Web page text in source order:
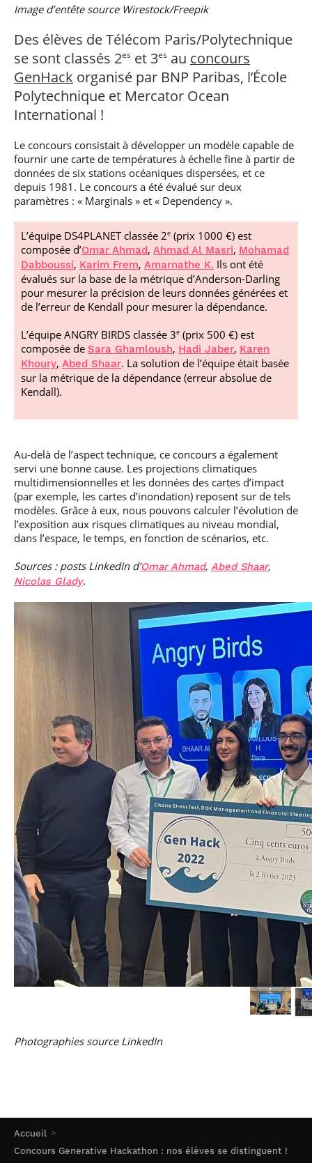
S’engager à Télécom
Numérique
responsable : nos
élèves impliqués
Parcours Numérique
Enquête 1er emploi
Corps des Mines
Double Diplôme
Corps techniques de
l’État
Artificielle en
(admissions closes)
Expert
réseaux et des
systèmes
d’information
Artificielle – Expert
Data & MLops
Intelligence
Artificielle
multimodale et
Je suis élève en
situation de
faire ?
Vous êtes admis,
préparez votre
arrivée
Entreprises &
solutions Mastère
Spécialisé
Brochures &
contacts
Événements des
formations de
Mastère Spécialisé
professionnel
• Créateur d’entreprise
Accueil
Concours Generative Hackathon : nos élèves se distinguent !
Image d’entête source Wirestock/Freepik
Des élèves de Télécom Paris/Polytechnique
se sont classés 2es et 3es au concours
GenHack organisé par BNP Paribas, l’École
Polytechnique et Mercator Ocean
International !
Le concours consistait à développer un modèle capable de
fournir une carte de températures à échelle fine à partir de
données de six stations océaniques dispersées, et ce
depuis 1981. Le concours a été évalué sur deux
paramètres : « Marginals » et « Dependency ».
L’équipe DS4PLANET classée 2e (prix 1000 €) est
composée d’Omar Ahmad, Ahmad Al Masri, Mohamad
Dabboussi, Karim Frem, Amarnathe K. Ils ont été
évalués sur la base de la métrique d’Anderson-Darling
pour mesurer la précision de leurs données générées et
de l’erreur de Kendall pour mesurer la dépendance.
L’équipe ANGRY BIRDS classée 3e (prix 500 €) est
composée de Sara Ghamloush, Hadi Jaber, Karen
Khoury, Abed Shaar. La solution de l’équipe était basée
sur la métrique de la dépendance (erreur absolue de
Kendall).
Au-delà de l’aspect technique, ce concours a également
servi une bonne cause. Les projections climatiques
multidimensionnelles et les données des cartes d’impact
(par exemple, les cartes d’inondation) reposent sur de tels
modèles. Grâce à eux, nous pouvons calculer l’évolution de
l’exposition aux risques climatiques au niveau mondial,
dans l’espace, le temps, en fonction de scénarios, etc.
Sources : posts LinkedIn d’Omar Ahmad, Abed Shaar,
Nicolas Glady.
Photographies source LinkedIn